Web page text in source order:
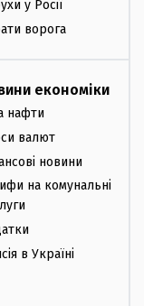
у Росії
ворога
економіки
нафти
валют
новини
на комунальні
в Україні